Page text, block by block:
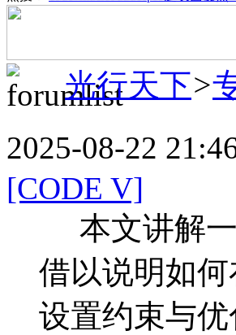
光行天下>
2025-08-22
[CODE V]
本文讲解一
借以说明如
设置约束与优